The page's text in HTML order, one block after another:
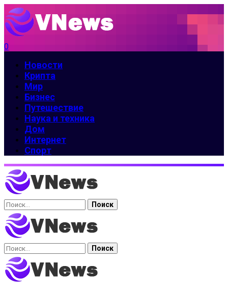
0
Новости
Крипта
Мир
Бизнес
Путешествие
Наука и техника
Дом
Интернет
Спорт
Найти:
Найти: